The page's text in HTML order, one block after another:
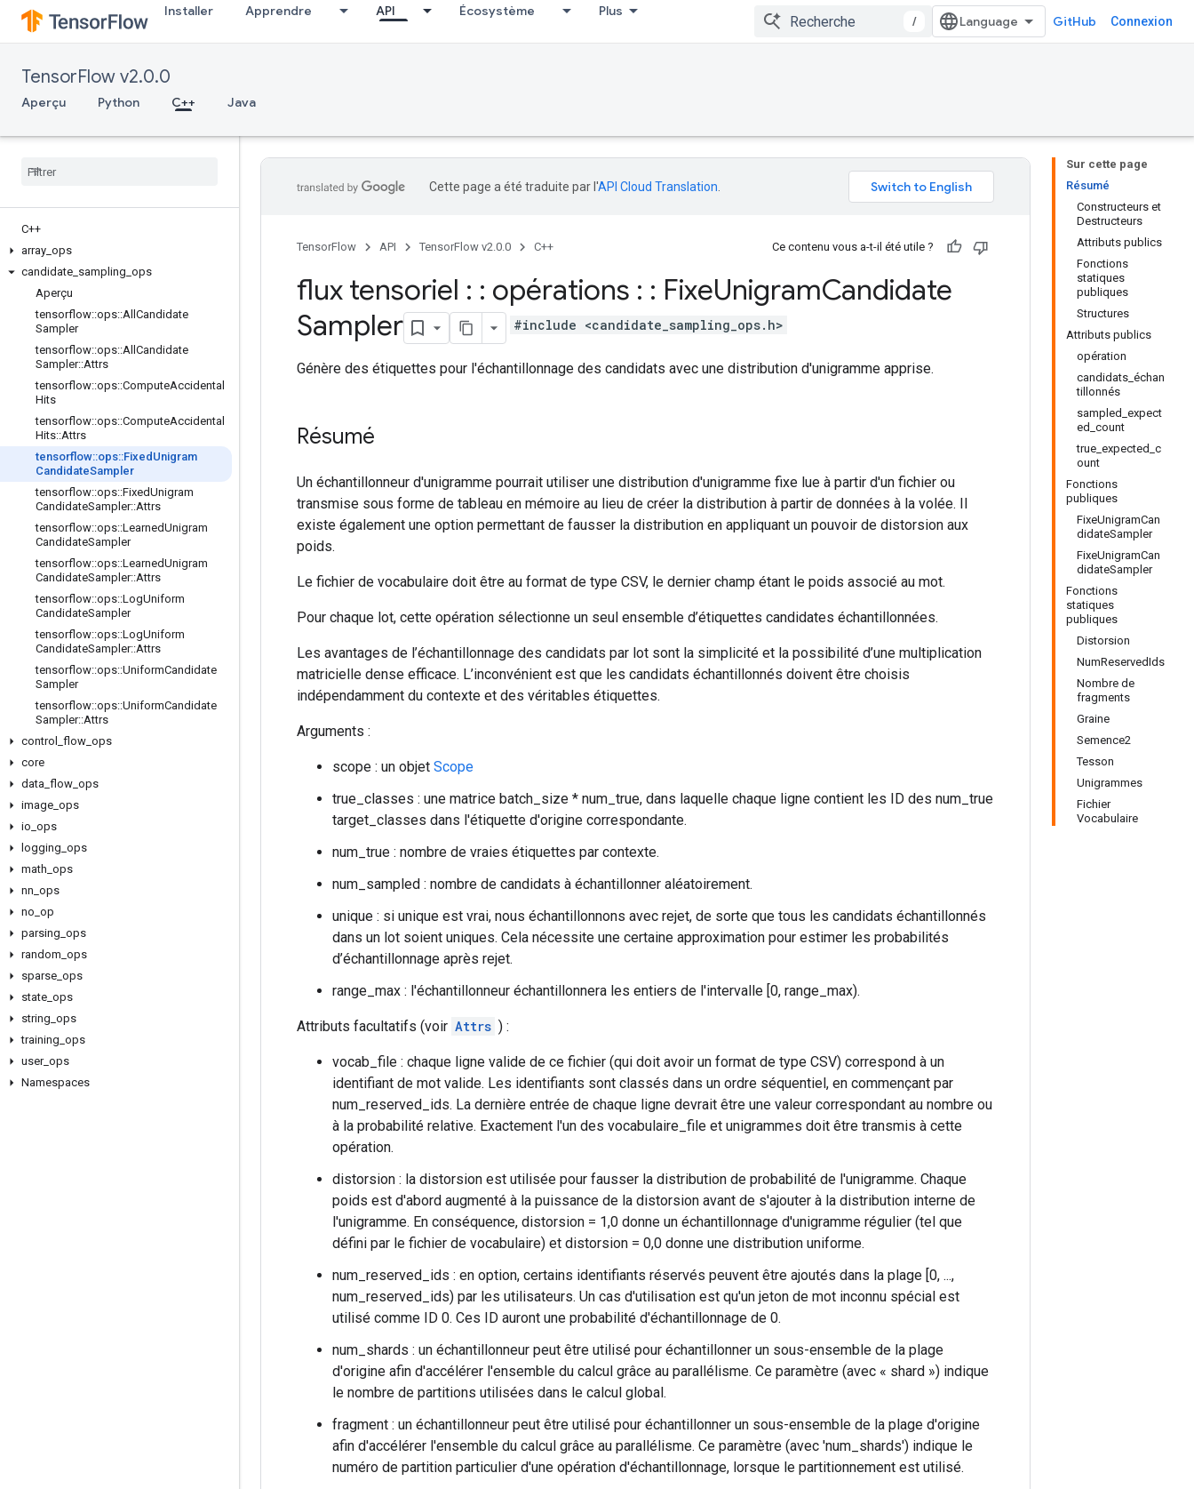
Installer Apprendre API Écosystème Plus
/ GitHub Connexion
TensorFlow v2.0.0
Aperçu Python C++ Java
C++
array ops
candidate sampling ops
Aperçu
tensorflow::ops::All Candidate
Sampler
tensorflow::ops::All Candidate
Sampler::Attrs
tensorflow::ops::ComputeAccidental
Hits
tensorflow::ops::ComputeAccidental
Hits::Attrs
tensorflow::ops::Fixed Unigram
CandidateSampler
tensorflow::ops::FixedUnigram
CandidateSampler::Attrs
tensorflow::ops::LearnedUnigram
CandidateSampler
tensorflow::ops::LearnedUnigram
CandidateSampler::Attrs
tensorflow::ops::LogUniform
CandidateSampler
tensorflow::ops::LogUniform
CandidateSampler::Attrs
tensorflow::ops::UniformCandidate
Sampler
tensorflow::ops::UniformCandidate
Sampler::Attrs
control
flow ops
core
data flow ops
image ops
io ops
logging ops
math ops
nn ops
no op
parsing ops
random ops
sparse ops
state ops
string ops
training ops
user_ ops
Namespaces
Sur cette page
Résumé
Constructeurs et
Destructeurs
Attributs publics
Fonctions
statiques
publiques
Structures
Attributs publics
opération
candidats_échan
tillonnés
sampled_expect
ed_count
true_expected_c
ount
Fonctions
publiques
FixeUnigramCan
didateSampler
FixeUnigramCan
didateSampler
Fonctions
statiques
publiques
Distorsion
NumReservedIds
Nombre de
fragments
Graine
Semence2
Tesson
Unigrammes
Fichier
Vocabulaire
Cette page a été traduite par l'API Cloud Translation
TensorFlow API TensorFlow v2.0.0 C++ Ce contenu vous a-t-il été utile ?
flux tensoriel : : opérations : : FixeUnigramCandidate
Sampler
#include <candidate_sampling_ops.h>
Génère des étiquettes pour l'échantillonnage des candidats avec une distribution d'unigramme apprise.
Résumé
Un échantillonneur d'unigramme pourrait utiliser une distribution d'unigramme fixe lue à partir d'un fichier ou
transmise sous forme de tableau en mémoire au lieu de créer la distribution à partir de données à la volée. Il
existe également une option permettant de fausser la distribution en appliquant un pouvoir de distorsion aux
poids.
Le fichier de vocabulaire doit être au format de type CSV, le dernier champ étant le poids associé au mot.
Pour chaque lot, cette opération sélectionne un seul ensemble d’étiquettes candidates échantillonnées.
Les avantages de l’échantillonnage des candidats par lot sont la simplicité et la possibilité d’une multiplication
matricielle dense efficace. L’inconvénient est que les candidats échantillonnés doivent être choisis
indépendamment du contexte et des véritables étiquettes.
Arguments :
scope : un objet Scope
true_classes : une matrice batch_size * num_true, dans laquelle chaque ligne contient les ID des num_true
target_classes dans l'étiquette d'origine correspondante.
num_true : nombre de vraies étiquettes par contexte.
num_sampled : nombre de candidats à échantillonner aléatoirement.
unique : si unique est vrai, nous échantillonnons avec rejet, de sorte que tous les candidats échantillonnés
dans un lot soient uniques. Cela nécessite une certaine approximation pour estimer les probabilités
d’échantillonnage après rejet.
range_max : l'échantillonneur échantillonnera les entiers de l'intervalle [0, range_max).
Attributs facultatifs (voir Attrs ) :
vocab_file : chaque ligne valide de ce fichier (qui doit avoir un format de type CSV) correspond à un
identifiant de mot valide. Les identifiants sont classés dans un ordre séquentiel, en commençant par
num_reserved_ids. La dernière entrée de chaque ligne devrait être une valeur correspondant au nombre ou
à la probabilité relative. Exactement l'un des vocabulaire_file et unigrammes doit être transmis à cette
opération.
distorsion : la distorsion est utilisée pour fausser la distribution de probabilité de l'unigramme. Chaque
poids est d'abord augmenté à la puissance de la distorsion avant de s'ajouter à la distribution interne de
l'unigramme. En conséquence, distorsion = 1,0 donne un échantillonnage d'unigramme régulier (tel que
défini par le fichier de vocabulaire) et distorsion = 0,0 donne une distribution uniforme.
num_reserved_ids : en option, certains identifiants réservés peuvent être ajoutés dans la plage [0, ...,
num_reserved_ids) par les utilisateurs. Un cas d'utilisation est qu'un jeton de mot inconnu spécial est
utilisé comme ID 0. Ces ID auront une probabilité d'échantillonnage de 0.
num_shards : un échantillonneur peut être utilisé pour échantillonner un sous-ensemble de la plage
d'origine afin d'accélérer l'ensemble du calcul grâce au parallélisme. Ce paramètre (avec « shard ») indique
le nombre de partitions utilisées dans le calcul global.
fragment : un échantillonneur peut être utilisé pour échantillonner un sous-ensemble de la plage d'origine
afin d'accélérer l'ensemble du calcul grâce au parallélisme. Ce paramètre (avec 'num_shards') indique le
numéro de partition particulier d'une opération d'échantillonnage, lorsque le partitionnement est utilisé.